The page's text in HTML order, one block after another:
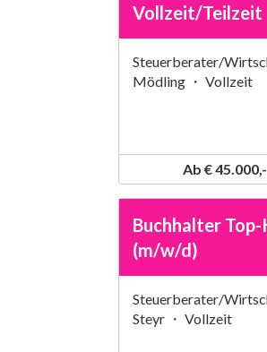
Vollzeit/Teilzeit
Steuerberater/
Mödling ・ Vollzeit
Ab €
Buchhalter
(m/w/d)
Steuerberater/
Steyr ・ Vollzeit